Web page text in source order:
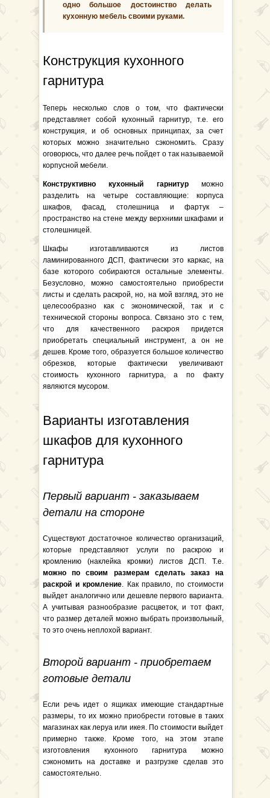
одно большое достоинство делать
кухонную мебель своими руками.
Конструкция кухонного
гарнитура
Теперь несколько слов о том, что фактически
представляет собой кухонный гарнитур, т.е. его
конструкция, и об основных принципах, за счет
которых можно значительно сэкономить. Сразу
оговорюсь, что далее речь пойдет о так называемой
корпусной мебели.
Конструктивно кухонный гарнитурможно
разделить на четыре составляющие: корпуса
шкафов, фасад, столешница и фартук –
пространство на стене между верхними шкафами и
столешницей.
Шкафы изготавливаются из листов
ламинированного ДСП, фактически это каркас, на
базе которого собираются остальные элементы.
Безусловно, можно самостоятельно приобрести
листы и сделать раскрой, но, на мой взгляд, это не
целесообразно как с экономической, так и с
технической стороны вопроса. Связано это с тем,
что для качественного раскроя придется
приобретать специальный инструмент, а он не
дешев. Кроме того, образуется большое количество
обрезков, которые фактически увеличивают
стоимость кухонного гарнитура, а по факту
являются мусором.
Варианты изготавления
шкафов для кухонного
гарнитура
Первый вариант - заказываем
детали на стороне
Существуют достаточное количество организаций,
которые представляют услуги по раскрою и
кромлению (наклейка кромки) листов ДСП. Т.е.
можно по своим размерам сделать заказ на
раскрой и кромление. Как правило, по стоимости
выйдет аналогично или дешевле первого варианта.
А учитывая разнообразие расцветок, и тот факт,
что размер деталей можно выбрать произвольный,
то это очень неплохой вариант.
Второй вариант - приобретаем
готовые детали
Если речь идет о ящиках имеющие стандартные
размеры, то их можно приобрести готовые в таких
магазинах как леруа или икея. По стоимости выйдет
примерно также. Кроме того, на этом этапе
изготовления кухонного гарнитура можно
сэкономить на доставке и разгрузке сделав это
самостоятельно.